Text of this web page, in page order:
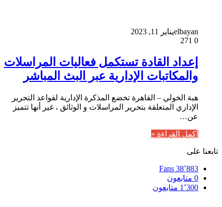
elbayanيناير 11, 2023
0
إعداد القادة تستكمل فعاليات المراسلات
والمكاتبات الإدارية عبر البث المباشر
هبة الخولي – القاهرة تخضع المذكرة الإدارية لقواعد التحرير
الإداري المتعلقة بتحرير المراسلات و الوثائق ، غير أنها تتميز
عن…
أكمل القراءة »
تابعنا على
38٬883 Fans
0 متابعون
1٬300 متابعون